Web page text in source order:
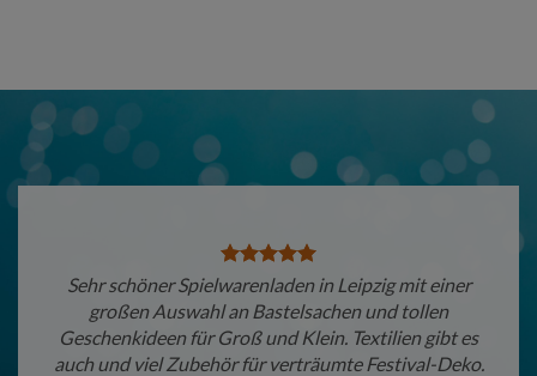
Sehr schöner Spielwarenladen in Leipzig mit einer
großen Auswahl an Bastelsachen und tollen
Geschenkideen für Groß und Klein. Textilien gibt es
auch und viel Zubehör für verträumte Festival-Deko.